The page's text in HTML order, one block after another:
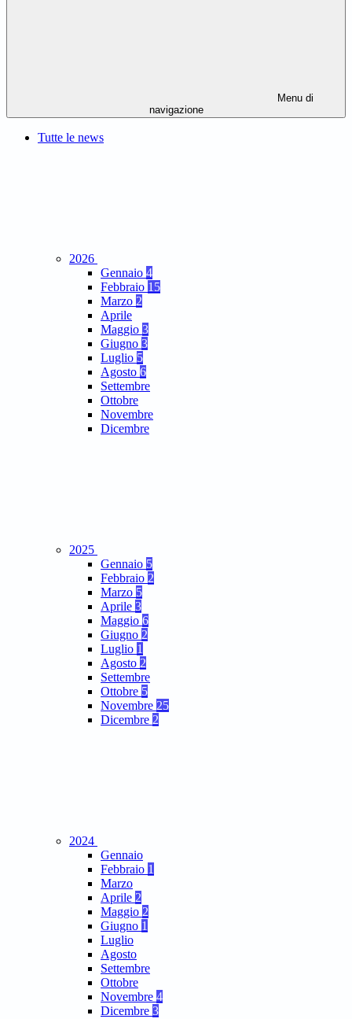
Menu di
navigazione
Tutte le news
2026
Gennaio 4
Febbraio 15
Marzo 2
Aprile
Maggio 3
Giugno 3
Luglio 5
Agosto 6
Settembre
Ottobre
Novembre
Dicembre
2025
Gennaio 5
Febbraio 2
Marzo 5
Aprile 3
Maggio 6
Giugno 2
Luglio 1
Agosto 2
Settembre
Ottobre 5
Novembre 25
Dicembre 2
2024
Gennaio
Febbraio 1
Marzo
Aprile 2
Maggio 2
Giugno 1
Luglio
Agosto
Settembre
Ottobre
Novembre 4
Dicembre 3